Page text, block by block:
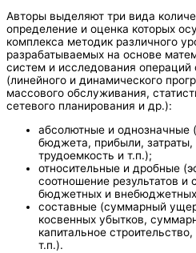
Авторы выделяют три вида
определение и оценка которых
комплекса методик различного
разрабатываемых на основе
систем и исследования операций
(линейного и динамического
массового обслуживания,
сетевого планирования и др.):
абсолютные и однозначные
бюджета, прибыли, затраты,
трудоемкость и т.п.);
относительные и дробные
соотношение результатов и
бюджетных и внебюджетных
составные (суммарный
косвенных убытков,
капитальное
т.п.).